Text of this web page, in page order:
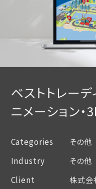
ベストトレー
ニメーション・
Categories
その他
Industry
その他
Client
株式会